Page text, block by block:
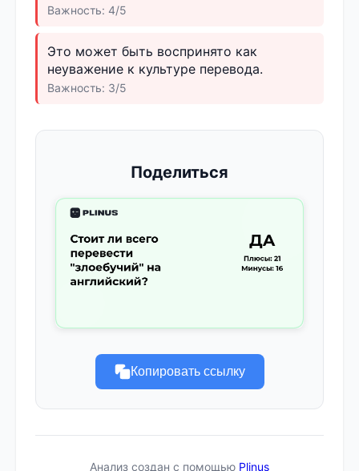
Важность: 4/5
Это может быть воспринято как
неуважение к культуре перевода.
Важность: 3/5
Поделиться
Копировать ссылку
Анализ создан с помощью Plinus